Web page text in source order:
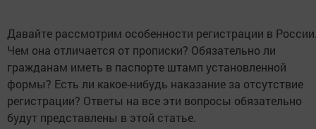
Давайте рассмотрим особенности регистрации в
Чем она отличается от прописки? Обязательно ли
гражданам иметь в паспорте штамп установленной
формы? Есть ли какое-нибудь наказание за отсутствие
регистрации? Ответы на все эти вопросы обязательно
будут представлены в этой статье.